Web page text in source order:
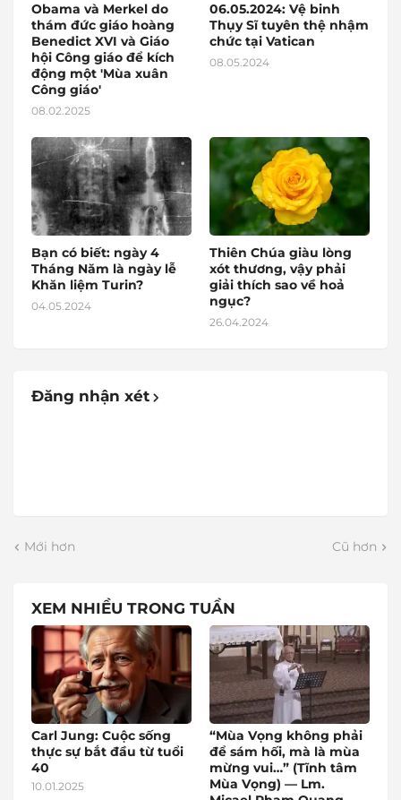
Obama và Merkel do
thám đức giáo hoàng
Benedict XVI và Giáo
hội Công giáo để kích
động một 'Mùa xuân
Công giáo'
08.02.2025
06.05.2024: Vệ binh
Thụy Sĩ tuyên thệ nhậm
chức tại Vatican
08.05.2024
Bạn có biết: ngày 4
Tháng Năm là ngày lễ
Khăn liệm Turin?
04.05.2024
Thiên Chúa giàu lòng
xót thương, vậy phải
giải thích sao về hoả
ngục?
26.04.2024
Đăng nhận xét
Mới hơn Cũ hơn
XEM NHIỀU TRONG TUẦN
Carl Jung: Cuộc sống
thực sự bắt đầu từ tuổi
40
10.01.2025
“Mùa Vọng không phải
để sám hối, mà là mùa
mừng vui…” (Tĩnh tâm
Mùa Vọng) — Lm.